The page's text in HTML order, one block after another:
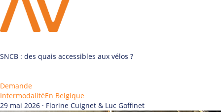
SNCB : des quais accessibles aux vélos ?
Demande
IntermodalitéEn Belgique
29 mai 2026 · Florine Cuignet & Luc Goffinet